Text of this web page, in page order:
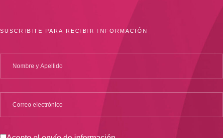
SUSCRIBITE PARA RECIBIR INFORMACIÓN